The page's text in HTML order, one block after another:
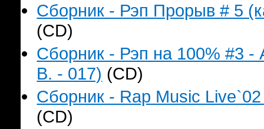
Сборник - Рэп Прорыв # 5
(CD)
Сборник - Рэп на 100% #3
B. - 017) (CD)
Сборник - Rap Music
(CD)